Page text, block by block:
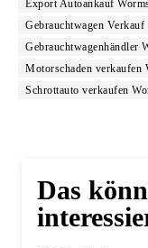
Export Autoankauf
Gebrauchtwagen Verkauf
Gebrauchtwagenhändler
Motorschaden verkaufen
Schrottauto verkaufen
Das